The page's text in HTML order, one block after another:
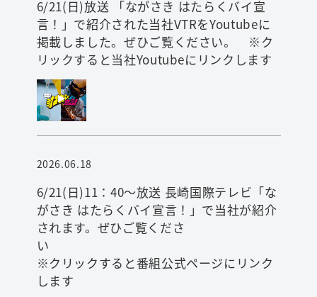
6/21(日)放送 「ながさき はたらくバイ宣
言！」で紹介された当社VTRをYoutubeに
掲載しました。ぜひご覧ください。 ※ク
リックすると当社Youtubeにリンクします
2026.06.18
6/21(日)11：40～放送 長崎国際テレビ「な
がさき はたらくバイ宣言！」で当社が紹介
されます。ぜひご覧くださ
※クリックすると番組公式ページにリンク
します